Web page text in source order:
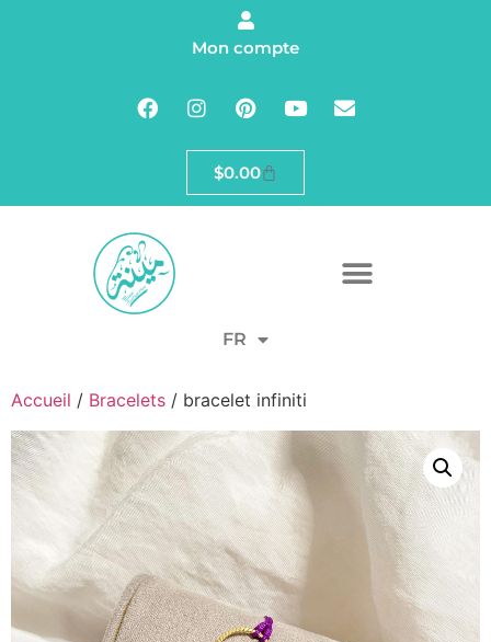
Mon compte
$0.00
FR
Accueil / Bracelets / bracelet infiniti